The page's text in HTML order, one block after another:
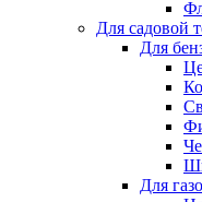
Для садовой
Для
Для